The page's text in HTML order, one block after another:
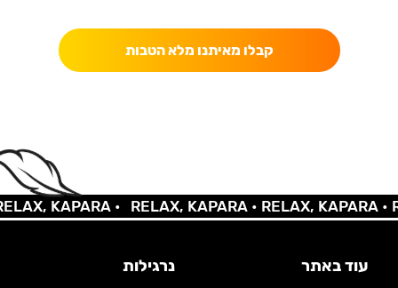
קבלו מאיתנו מלא הטבות
KAPARA • RELAX, KAPARA •RELAX, KAPARA •
עוד באתר נרגילות